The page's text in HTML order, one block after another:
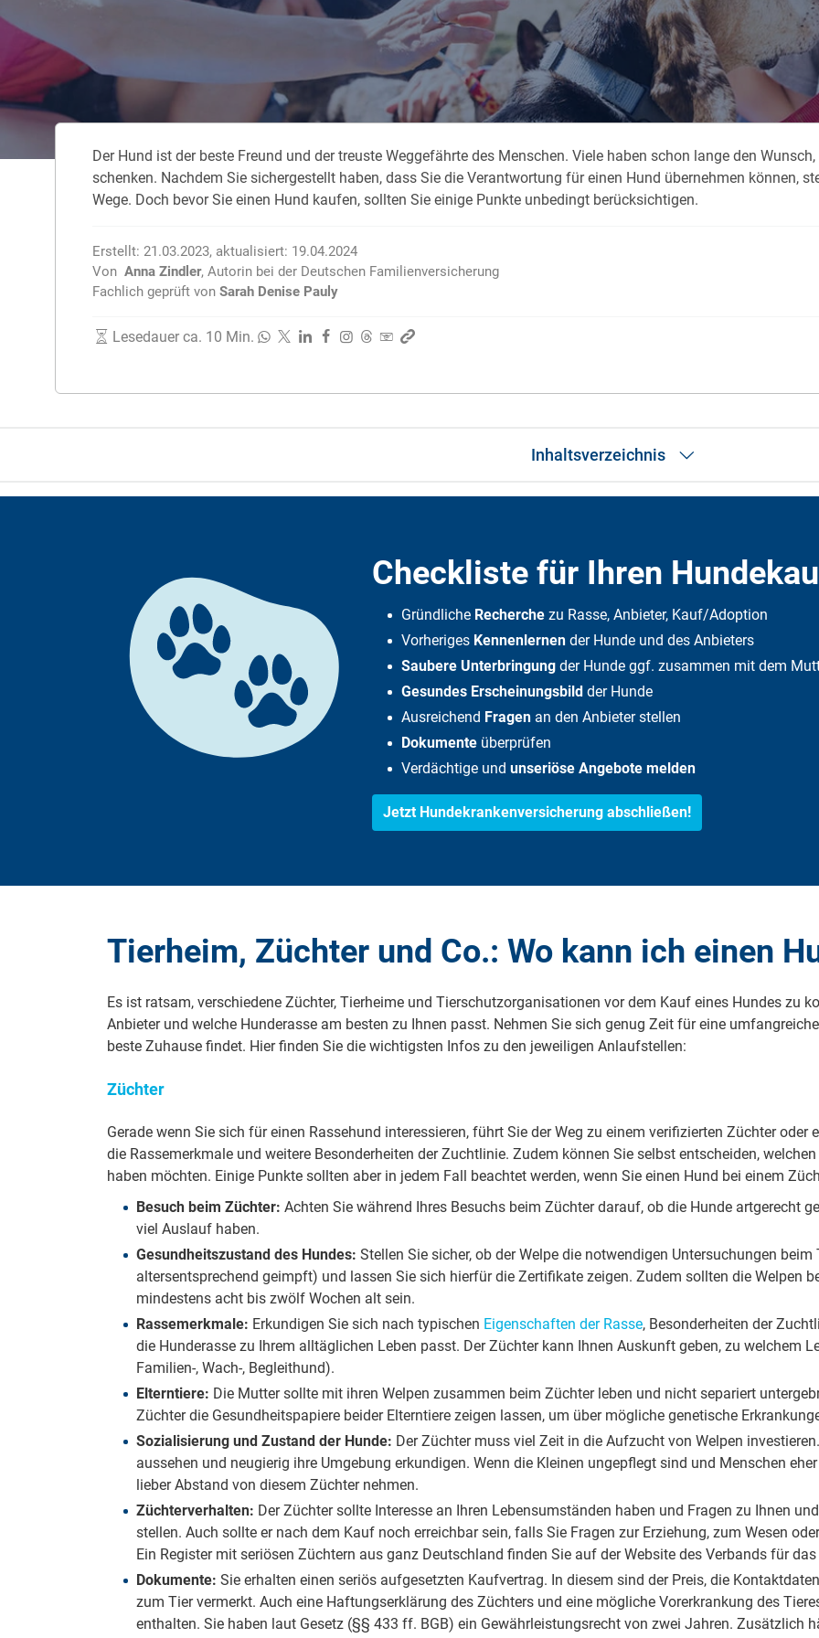
Zahnzusatzversicherung
Zahnzusatzversicherung für Kinder
Zwingerhusten beim Hund
Würmer, Wurmkur & Entwurmung
Tierarztkosten für Hunde 2025
Listenhunde in Deutschland
Krank im Urlaub
Reiseapotheke
Packliste Urlaub
Portugal Urlaub
Urlaub mit Kindern
Der Hund ist der beste Freund und der treuste Weggefährte des Menschen. Viele haben schon lange den
schenken. Nachdem Sie sichergestellt haben, dass Sie die Verantwortung für einen Hund übernehmen können,
Wege. Doch bevor Sie einen Hund kaufen, sollten Sie einige Punkte unbedingt berücksichtigen.
Erstellt: 21.03.2023, aktualisiert: 19.04.2024
Von Anna Zindler, Autorin bei der Deutschen Familienversicherung
Fachlich geprüft von Sarah Denise Pauly
Lesedauer ca. 10 Min.
Inhaltsverzeichnis
Hund innerhalb der EU und außerhalb der EU retten
DFV-Tier­kranken­Schutz
Checkliste für Ihren
Gründliche Recherche zu Rasse, Anbieter, Kauf/Adoption
Vorheriges Kennenlernender Hunde und des Anbieters
Saubere Unterbringungder Hunde ggf. zusammen mit dem
Gesundes Erscheinungsbild der Hunde
Ausreichend Fragen an den Anbieter stellen
Dokumente überprüfen
Verdächtige und unseriöse Angebote melden
Jetzt Hundekrankenversicherung abschließen!
Tierheim, Züchter und Co.: Wo kann ich einen
Es ist ratsam, verschiedene Züchter, Tierheime und Tierschutzorganisationen vor dem Kauf eines Hundes zu
Anbieter und welche Hunderasse am besten zu Ihnen passt. Nehmen Sie sich genug Zeit für eine
beste Zuhause findet. Hier finden Sie die wichtigsten Infos zu den jeweiligen Anlaufstellen:
Züchter
Gerade wenn Sie sich für einen Rassehund interessieren, führt Sie der Weg zu einem verifizierten Züchter
die Rassemerkmale und weitere Besonderheiten der Zuchtlinie. Zudem können Sie selbst entscheiden,
haben möchten. Einige Punkte sollten aber in jedem Fall beachtet werden, wenn Sie einen Hund bei einem
Besuch beim Züchter: Achten Sie während Ihres Besuchs beim Züchter darauf, ob die Hunde artgerecht
viel Auslauf haben.
Gesundheitszustand des Hundes: Stellen Sie sicher, ob der Welpe die notwendigen Untersuchungen
altersentsprechend geimpft) und lassen Sie sich hierfür die Zertifikate zeigen. Zudem sollten die Welpen
mindestens acht bis zwölf Wochen alt sein.
Rassemerkmale: Erkundigen Sie sich nach typischen Eigenschaften der Rasse, Besonderheiten der
die Hunderasse zu Ihrem alltäglichen Leben passt. Der Züchter kann Ihnen Auskunft geben, zu welchem
Familien-, Wach-, Begleithund).
Elterntiere: Die Mutter sollte mit ihren Welpen zusammen beim Züchter leben und nicht separiert
Züchter die Gesundheitspapiere beider Elterntiere zeigen lassen, um über mögliche genetische
Sozialisierung und Zustand der Hunde: Der Züchter muss viel Zeit in die Aufzucht von Welpen
aussehen und neugierig ihre Umgebung erkundigen. Wenn die Kleinen ungepflegt sind und Menschen
lieber Abstand von diesem Züchter nehmen.
Züchterverhalten: Der Züchter sollte Interesse an Ihren Lebensumständen haben und Fragen zu Ihnen
stellen. Auch sollte er nach dem Kauf noch erreichbar sein, falls Sie Fragen zur Erziehung, zum Wesen
Ein Register mit seriösen Züchtern aus ganz Deutschland finden Sie auf der Website des Verbands für
Dokumente: Sie erhalten einen seriös aufgesetzten Kaufvertrag. In diesem sind der Preis, die
zum Tier vermerkt. Auch eine Haftungserklärung des Züchters und eine mögliche Vorerkrankung des
enthalten. Sie haben laut Gesetz (§§ 433 ff. BGB) ein Gewährleistungsrecht von zwei Jahren. Zusätzlich